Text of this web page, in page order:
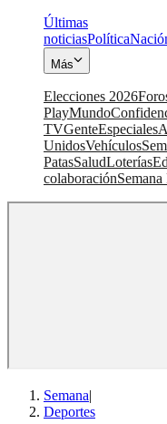
Últimas
noticiasPolítica
Más
Elecciones 2026
PlayMundo
TVGenteEspeciales
UnidosVehículos
PatasSaludLoterías
colaboración
Semana|
Deportes